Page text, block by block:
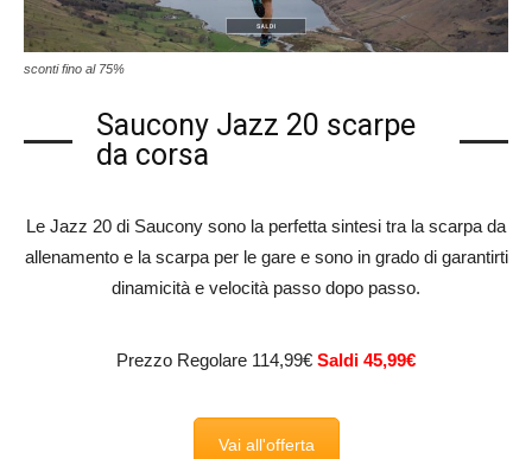
sconti fino al 75%
Saucony Jazz 20 scarpe
da corsa
Le Jazz 20 di Saucony sono la perfetta sintesi tra la scarpa da
allenamento e la scarpa per le gare e sono in grado di garantirti
dinamicità e velocità passo dopo passo.
Prezzo Regolare 114,99€ Saldi 45,99€
Vai all'offerta